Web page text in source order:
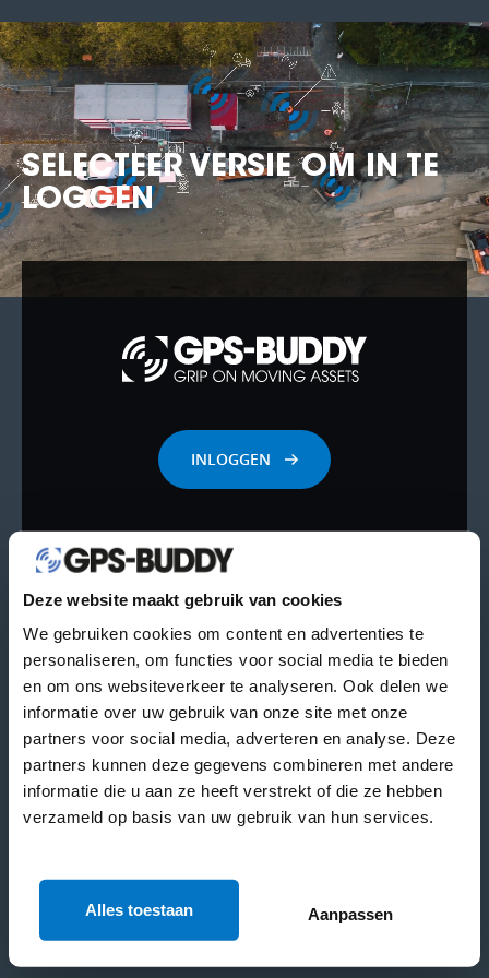
Deze website maakt gebruik van cookies
We gebruiken cookies om content en advertenties te
personaliseren, om functies voor social media te bieden
en om ons websiteverkeer te analyseren. Ook delen we
informatie over uw gebruik van onze site met onze
partners voor social media, adverteren en analyse. Deze
partners kunnen deze gegevens combineren met andere
informatie die u aan ze heeft verstrekt of die ze hebben
verzameld op basis van uw gebruik van hun services.
Alles toestaan Aanpassen
SELECTEER VERSIE OM IN TE
LOGGEN
INLOGGEN
INLOGGEN